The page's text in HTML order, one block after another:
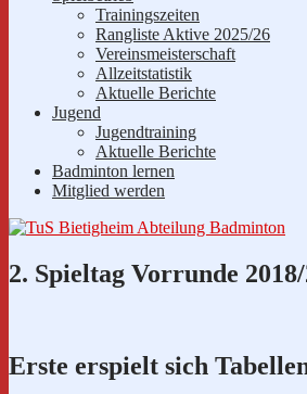
Trainingszeiten
Rangliste Aktive 2025/26
Vereinsmeisterschaft
Allzeitstatistik
Aktuelle Berichte
Jugend
Jugendtraining
Aktuelle Berichte
Badminton lernen
Mitglied werden
2. Spieltag Vorrunde
Erste erspielt sich